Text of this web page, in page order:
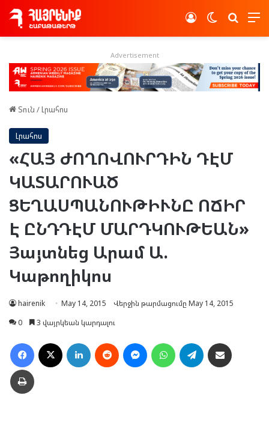
Switch skin
Log In
Advertisement
Տուն /Լրահոս
Լրահոս
«ՀԱՅ ԺՈՂՈՎՈՒՐԴԻՆ ԴԷՄ
ԿԱՏԱՐՈՒԱԾ
ՑԵՂԱՍՊԱՆՈՒԹԻՒՆԸ ՈՃԻՐ
Է ԸՆԴԴԷՄ ՄԱՐԴԿՈՒԹԵԱՆ»
Յայտնեց Արամ Ա.
Կաթողիկոս
hairenik May 14, 2015
Վերջին թարմացումը May 14, 2015
0
3 վայրկեան կարդալու
Facebook LinkedIn Reddit MessengerWhatsAppTelegram
Տպել